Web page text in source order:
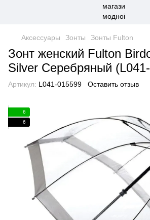
Аксессуары Зонты Зонты Fulton
Зонт женский Fulton
Silver Серебряный
Артикул: L041-015599 Оставить отзыв
6
6